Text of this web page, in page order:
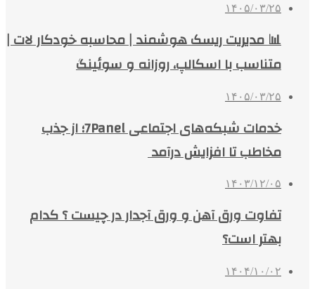
۱۴۰۵/۰۳/۲۵
📊 مدیریت ریسک هوشمند | محاسبه خودکار لات |
متناسب با اسکالپ، روزانه و سوئینگ
۱۴۰۵/۰۳/۲۵
خدمات شبکه‌های اجتماعی 7Panel؛ از جذب
مخاطب تا افزایش درآمد
۱۴۰۳/۱۲/۰۵
تفاوت ورق آهن و ورق آجدار در چیست ؟ کدام
بهتر است؟
۱۴۰۴/۱۰/۰۲